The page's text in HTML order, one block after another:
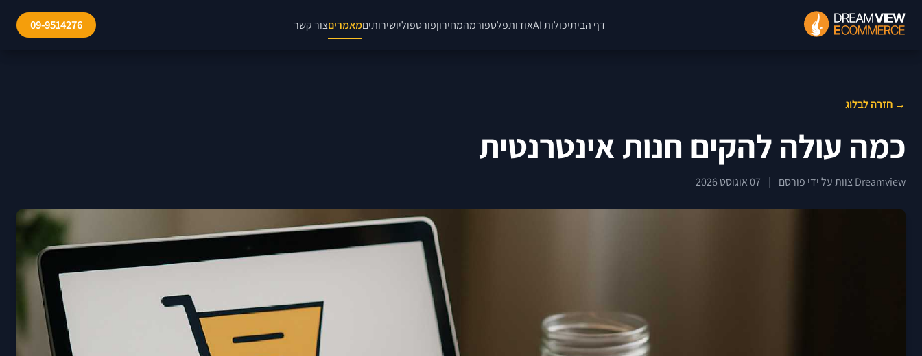
דף הביתיכולות AI אודותפלטפורמהמחירוןפורטפוליושירותיםמאמריםצור קשר 09-9514276
→ חזרה לבלוג
כמה עולה להקים חנות אינטרנטית
Dreamview צוות על ידי פורסם | 07 אוגוסט 2026